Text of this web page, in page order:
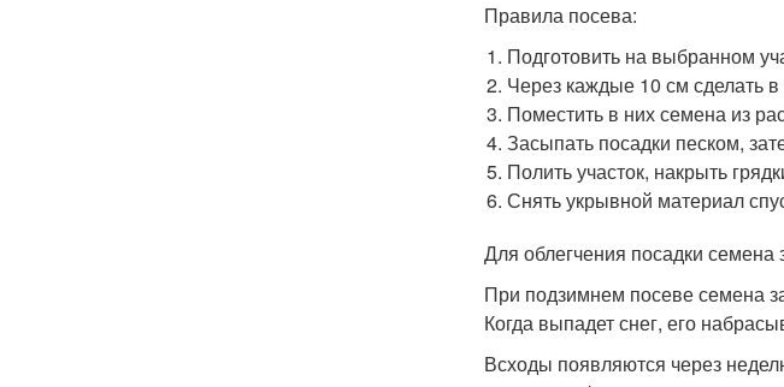
Правила посева:
Подготовить на выбранном
Через каждые 10 см сделать
Поместить в них семена из
Засыпать посадки песком,
Полить участок, накрыть
Снять укрывной материал
Для облегчения посадки
При подзимнем посеве семена
Когда выпадет снег, его
Всходы появляются через